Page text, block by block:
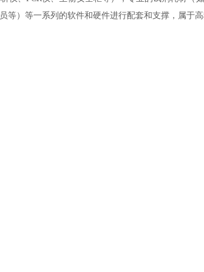
）等一系列的软件和硬件进行配套和支撑，属于